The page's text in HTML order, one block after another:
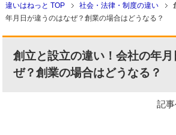
違いはねっと TOP 社会・法律・制度の違い
年月日が違うのはなぜ？創業の場合はどうなる？
創立と設立の違い！会社の年
ぜ？創業の場合はどうなる？
記